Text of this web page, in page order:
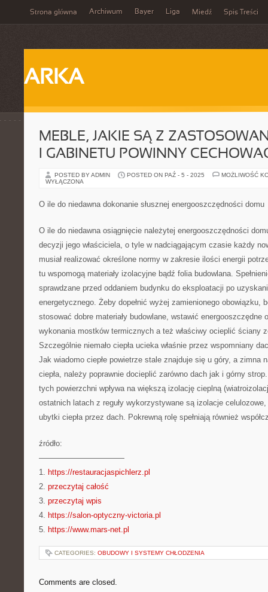
Strona główna Archiwum Bayer Liga Miedź Spis Treści
ARKA
MEBLE, JAKIE SĄ Z
I GABINETU POWINNY
POSTED BY ADMIN POSTED ON PAŹ - 5 - 2025
MOŻLIWOŚĆ
WYŁĄCZONA
O ile do niedawna dokonanie słusznej energooszczędności domu
O ile do niedawna osiągnięcie należytej energooszczędności
decyzji jego właściciela, o tyle w nadciągającym czasie każdy
musiał realizować określone normy w zakresie ilości energii
tu wspomogą materiały izolacyjne bądź folia budowlana.
sprawdzane przed oddaniem budynku do eksploatacji po
energetycznego. Żeby dopełnić wyżej zamienionego obowiązku,
stosować dobre materiały budowlane, wstawić energooszczędne
wykonania mostków termicznych a też właściwy ocieplić ściany
Szczególnie niemało ciepła ucieka właśnie przez wspomniany
Jak wiadomo ciepłe powietrze stale znajduje się u góry, a zimna
ciepła, należy poprawnie docieplić zarówno dach jak i górny
tych powierzchni wpływa na większą izolację cieplną
ostatnich latach z reguły wykorzystywane są izolacje
ubytki ciepła przez dach. Pokrewną rolę spełniają również
źródło:
———————————
1. https://restauracjaspichlerz.pl
2. przeczytaj całość
3. przeczytaj wpis
4. https://salon-optyczny-victoria.pl
5. https://www.mars-net.pl
CATEGORIES: OBUDOWY I SYSTEMY CHŁODZENIA
Comments are closed.